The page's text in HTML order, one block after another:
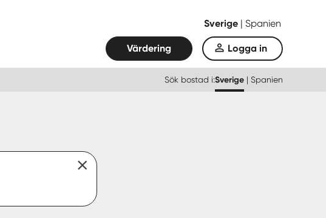
Sverige | Spanien
Värdering Logga in
Sök bostad i:Sverige | Spanien